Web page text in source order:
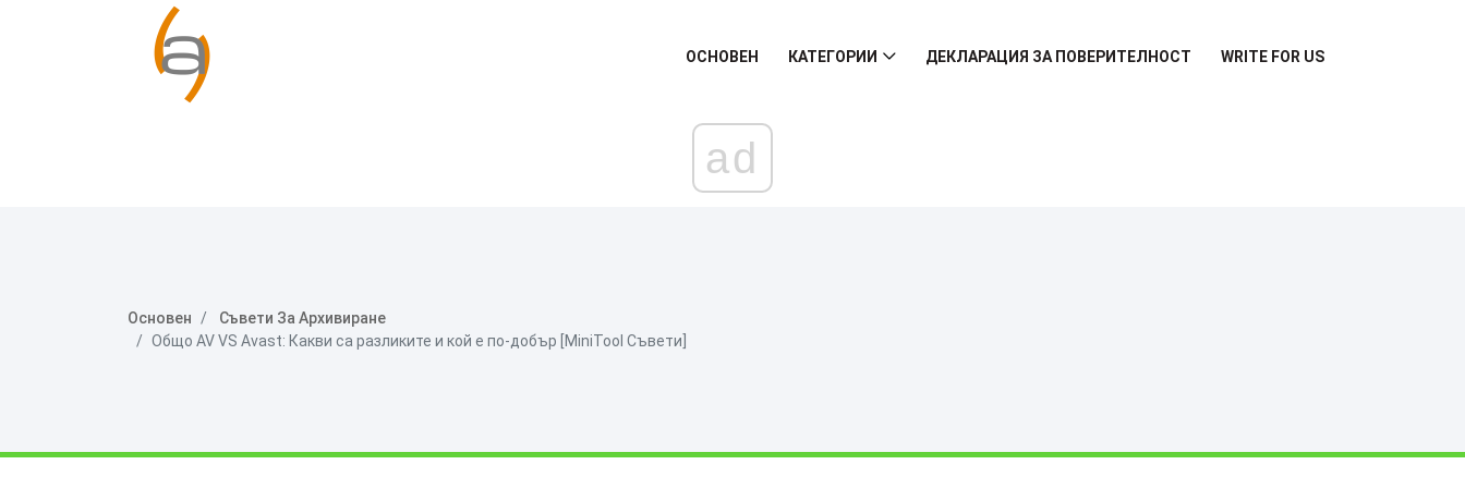
ОСНОВЕН КАТЕГОРИИ ДЕКЛАРАЦИЯ ЗА ПОВЕРИТЕЛНОСТ WRITE FOR US
ad
Основен
Съвети За Архивиране
Общо AV VS Avast: Какви са разликите и кой е по-добър [MiniTool Съвети]